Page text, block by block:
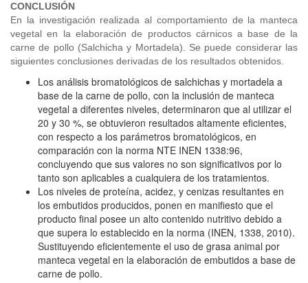
CONCLUSIÓN
En la investigación realizada al comportamiento de la manteca
vegetal en la elaboración de productos cárnicos a base de la
carne de pollo (Salchicha y Mortadela). Se puede considerar las
siguientes conclusiones derivadas de los resultados obtenidos.
Los análisis bromatológicos de salchichas y mortadela a
base de la carne de pollo, con la inclusión de manteca
vegetal a diferentes niveles, determinaron que al utilizar el
20 y 30 %, se obtuvieron resultados altamente eficientes,
con respecto a los parámetros bromatológicos, en
comparación con la norma NTE INEN 1338:96,
concluyendo que sus valores no son significativos por lo
tanto son aplicables a cualquiera de los tratamientos.
Los niveles de proteína, acidez, y cenizas resultantes en
los embutidos producidos, ponen en manifiesto que el
producto final posee un alto contenido nutritivo debido a
que supera lo establecido en la norma (INEN, 1338, 2010).
Sustituyendo eficientemente el uso de grasa animal por
manteca vegetal en la elaboración de embutidos a base de
carne de pollo.